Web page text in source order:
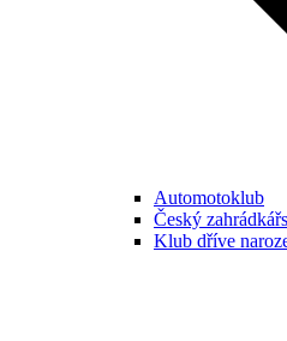
Automotoklub
Český
Klub dříve